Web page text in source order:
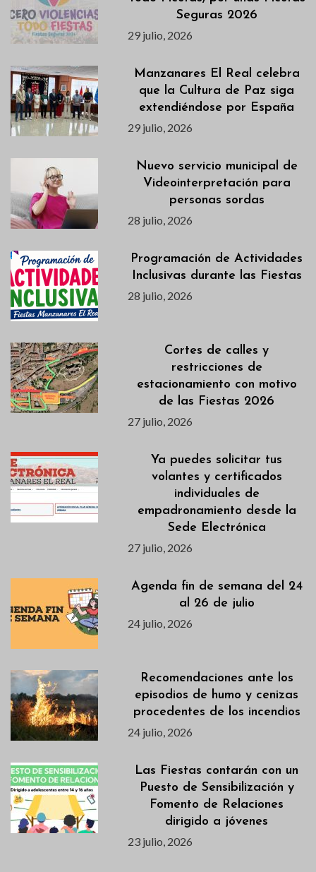
Seguras 2026
29 julio, 2026
Manzanares El Real celebra
que la Cultura de Paz siga
extendiéndose por España
29 julio, 2026
Nuevo servicio municipal de
Videointerpretación para
personas sordas
28 julio, 2026
Programación de Actividades
Inclusivas durante las Fiestas
28 julio, 2026
Cortes de calles y
restricciones de
estacionamiento con motivo
de las Fiestas 2026
27 julio, 2026
Ya puedes solicitar tus
volantes y certificados
individuales de
empadronamiento desde la
Sede Electrónica
27 julio, 2026
Agenda fin de semana del 24
al 26 de julio
24 julio, 2026
Recomendaciones ante los
episodios de humo y cenizas
procedentes de los incendios
24 julio, 2026
Las Fiestas contarán con un
Puesto de Sensibilización y
Fomento de Relaciones
dirigido a jóvenes
23 julio, 2026